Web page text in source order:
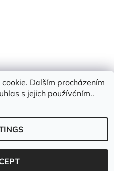
all rights reserved.
by Shoptet
Dalším procházením
s jejich používáním..